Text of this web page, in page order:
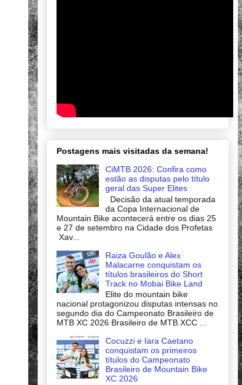
Postagens mais visitadas da semana!
CiMTB 2026: Confira como
estão as disputas pelo título
geral das Super Elites
Decisão da atual temporada
da Copa Internacional de
Mountain Bike acontecerá entre os dias 25
e 27 de setembro na Cidade dos Profetas
Xav...
Raiza Goulão e Alex
Malacarne conquistam os
títulos brasileiros do Short
Track no Mobai Bike Land
Elite do mountain bike
nacional protagonizou disputas intensas no
segundo dia do Campeonato Brasileiro de
MTB XC 2026 Brasileiro de MTB XCC ...
Cocuzzi e Iara Caetano
conquistam os primeiros
títulos do Campeonato
Brasileiro de Mountain Bike
XC 2026